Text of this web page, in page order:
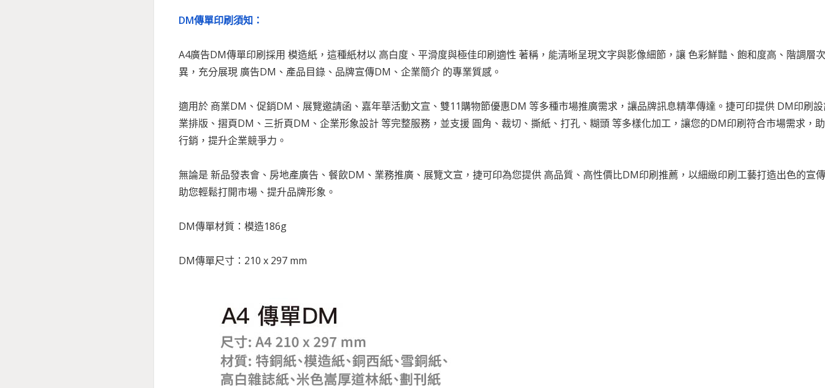
DM傳單印刷須知：
A4廣告DM傳單印刷採用 模造紙，這種紙材以 高白度、平滑度與極佳印刷適性 著稱，能清晰呈現文字與影像細節，讓 色彩鮮豔、飽和度高、階調層
異，充分展現 廣告DM、產品目錄、品牌宣傳DM、企業簡介 的專業質感。
適用於 商業DM、促銷DM、展覽邀請函、嘉年華活動文宣、雙11購物節優惠DM 等多種市場推廣需求，讓品牌訊息精準傳達。捷可印提供 DM印刷
業排版、摺頁DM、三折頁DM、企業形象設計 等完整服務，並支援 圓角、裁切、撕紙、打孔、糊頭 等多樣化加工，讓您的DM印刷符合市場需求，
行銷，提升企業競爭力。
無論是 新品發表會、房地產廣告、餐飲DM、業務推廣、展覽文宣，捷可印為您提供 高品質、高性價比DM印刷推薦，以細緻印刷工藝打造出色的宣
助您輕鬆打開市場、提升品牌形象。
DM傳單材質：模造186g
DM傳單尺寸：210 x 297 mm